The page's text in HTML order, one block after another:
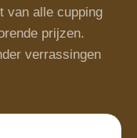
van alle cupping
prijzen.
verrassingen